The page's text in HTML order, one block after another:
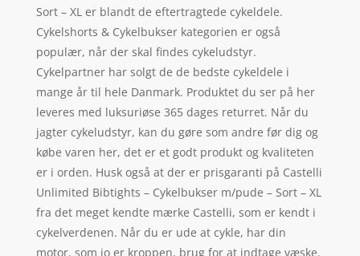
Sort – XL er blandt de eftertragtede cykeldele.
Cykelshorts & Cykelbukser kategorien er også
populær, når der skal findes cykeludstyr.
Cykelpartner har solgt de de bedste cykeldele i
mange år til hele Danmark. Produktet du ser på her
leveres med luksuriøse 365 dages returret. Når du
jagter cykeludstyr, kan du gøre som andre før dig og
købe varen her, det er et godt produkt og kvaliteten
er i orden. Husk også at der er prisgaranti på Castelli
Unlimited Bibtights – Cykelbukser m/pude – Sort – XL
fra det meget kendte mærke Castelli, som er kendt i
cykelverdenen. Når du er ude at cykle, har din
motor, som jo er kroppen, brug for at indtage væske.